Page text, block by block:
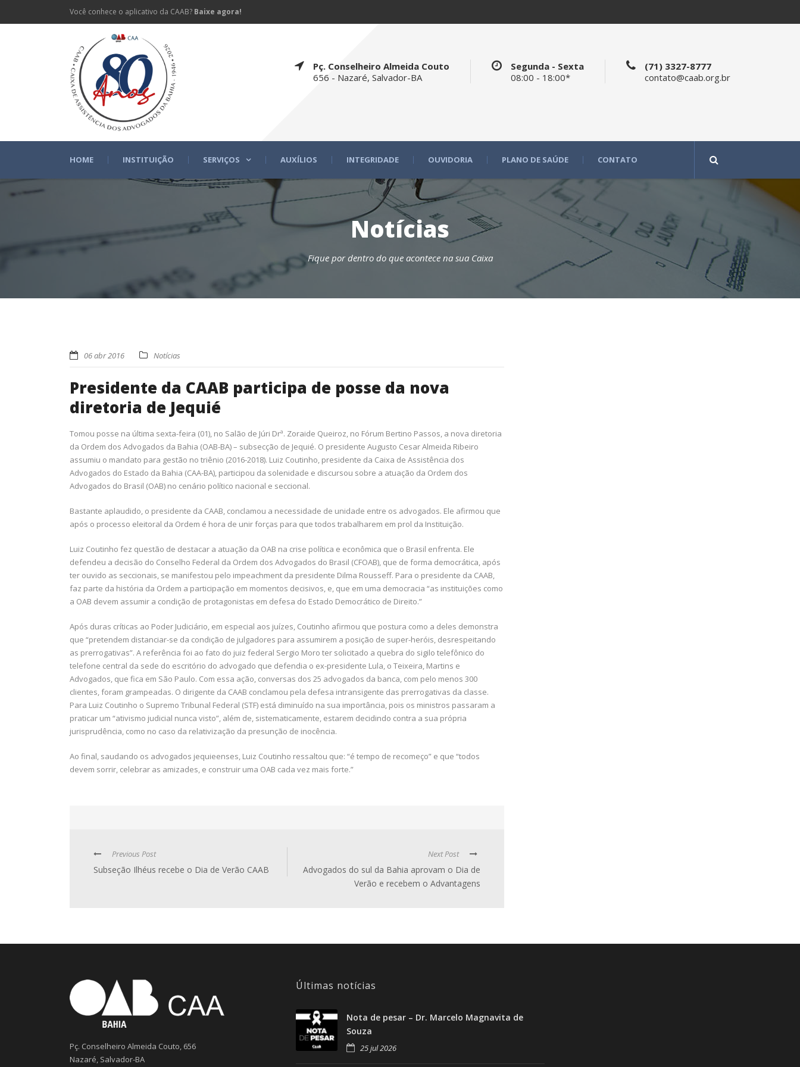
Você conhece o aplicativo da CAAB? Baixe agora!
Pç. Conselheiro Almeida Couto
656 - Nazaré, Salvador-BA
Segunda - Sexta
08:00 - 18:00*
(71) 3327-8777
contato@caab.org.br
HOME INSTITUIÇÃO SERVIÇOS AUXÍLIOS INTEGRIDADE OUVIDORIA PLANO DE SAÚDE CONTATO
Notícias
Fique por dentro do que acontece na sua Caixa
06 abr 2016 Notícias
Presidente da CAAB participa de posse da nova
diretoria de Jequié
Tomou posse na última sexta-feira (01), no Salão de Júri Drª. Zoraide Queiroz, no Fórum Bertino Passos, a nova diretoria
da Ordem dos Advogados da Bahia (OAB-BA) – subsecção de Jequié. O presidente Augusto Cesar Almeida Ribeiro
assumiu o mandato para gestão no triênio (2016-2018). Luiz Coutinho, presidente da Caixa de Assistência dos
Advogados do Estado da Bahia (CAA-BA), participou da solenidade e discursou sobre a atuação da Ordem dos
Advogados do Brasil (OAB) no cenário político nacional e seccional.
Bastante aplaudido, o presidente da CAAB, conclamou a necessidade de unidade entre os advogados. Ele afirmou que
após o processo eleitoral da Ordem é hora de unir forças para que todos trabalharem em prol da Instituição.
Luiz Coutinho fez questão de destacar a atuação da OAB na crise política e econômica que o Brasil enfrenta. Ele
defendeu a decisão do Conselho Federal da Ordem dos Advogados do Brasil (CFOAB), que de forma democrática, após
ter ouvido as seccionais, se manifestou pelo impeachment da presidente Dilma Rousseff. Para o presidente da CAAB,
faz parte da história da Ordem a participação em momentos decisivos, e, que em uma democracia “as instituições como
a OAB devem assumir a condição de protagonistas em defesa do Estado Democrático de Direito.”
Após duras críticas ao Poder Judiciário, em especial aos juízes, Coutinho afirmou que postura como a deles demonstra
que “pretendem distanciar-se da condição de julgadores para assumirem a posição de super-heróis, desrespeitando
as prerrogativas”. A referência foi ao fato do juiz federal Sergio Moro ter solicitado a quebra do sigilo telefônico do
telefone central da sede do escritório do advogado que defendia o ex-presidente Lula, o Teixeira, Martins e
Advogados, que fica em São Paulo. Com essa ação, conversas dos 25 advogados da banca, com pelo menos 300
clientes, foram grampeadas. O dirigente da CAAB conclamou pela defesa intransigente das prerrogativas da classe.
Para Luiz Coutinho o Supremo Tribunal Federal (STF) está diminuído na sua importância, pois os ministros passaram a
praticar um “ativismo judicial nunca visto”, além de, sistematicamente, estarem decidindo contra a sua própria
jurisprudência, como no caso da relativização da presunção de inocência.
Ao final, saudando os advogados jequieenses, Luiz Coutinho ressaltou que: “é tempo de recomeço” e que “todos
devem sorrir, celebrar as amizades, e construir uma OAB cada vez mais forte.”
Previous Post
Subseção Ilhéus recebe o Dia de Verão CAAB
Next Post
Advogados do sul da Bahia aprovam o Dia de
Verão e recebem o Advantagens
Pç. Conselheiro Almeida Couto, 656
Nazaré, Salvador-BA
Últimas notícias
Nota de pesar – Dr. Marcelo Magnavita de
Souza
25 jul 2026